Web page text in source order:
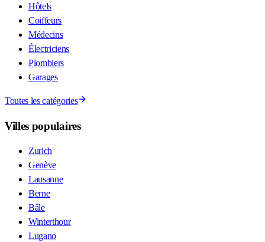
Hôtels
Coiffeurs
Médecins
Électriciens
Plombiers
Garages
Toutes les catégories
Villes populaires
Zurich
Genève
Lausanne
Berne
Bâle
Winterthour
Lugano